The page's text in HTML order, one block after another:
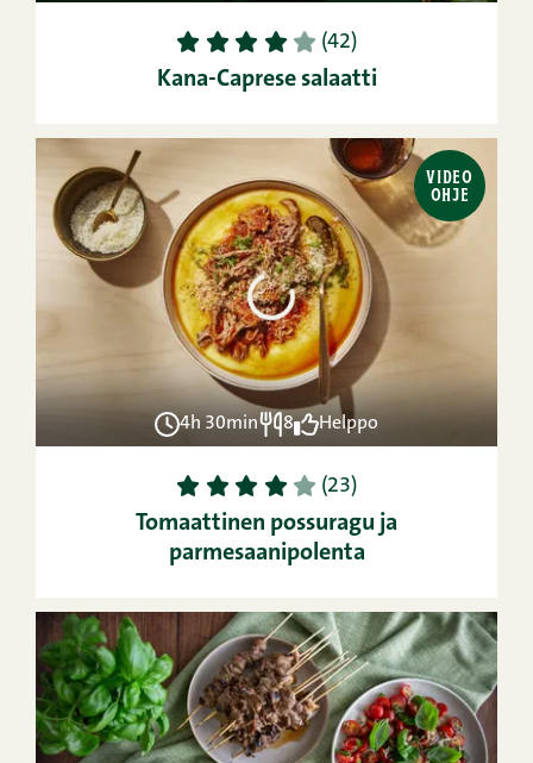
1 2 3 4 5 (42)
Kana-Caprese salaatti
VIDEO
OHJE
4h 30min 8 Helppo
1 2 3 4 5 (23)
Tomaattinen possuragu ja
parmesaanipolenta